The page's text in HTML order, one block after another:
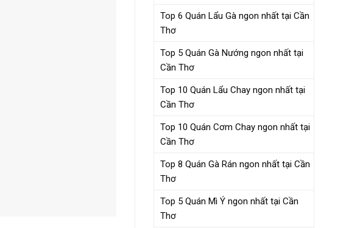
Top 6 Quán Lẩu Gà ngon nhất tại Cần
Thơ
Top 5 Quán Gà Nướng ngon nhất tại
Cần Thơ
Top 10 Quán Lẩu Chay ngon nhất tại
Cần Thơ
Top 10 Quán Cơm Chay ngon nhất tại
Cần Thơ
Top 8 Quán Gà Rán ngon nhất tại Cần
Thơ
Top 5 Quán Mì Ý ngon nhất tại Cần
Thơ